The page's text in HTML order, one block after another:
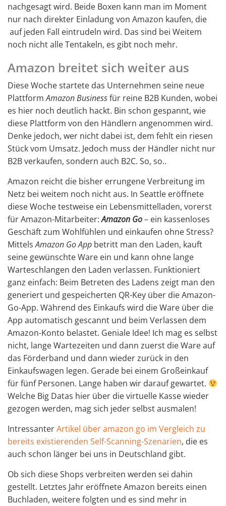
nachgesagt wird. Beide Boxen kann man im Moment
nur nach direkter Einladung von Amazon kaufen, die
auf jeden Fall eintrudeln wird. Das sind bei Weitem
noch nicht alle Tentakeln, es gibt noch mehr.
Amazon breitet sich weiter aus
Diese Woche startete das Unternehmen seine neue
PlattformAmazon Businessfür reine B2B Kunden, wobei
es hier noch deutlich hackt. Bin schon gespannt, wie
diese Plattform von den Händlern angenommen wird.
Denke jedoch, wer nicht dabei ist, dem fehlt ein riesen
Stück vom Umsatz. Jedoch muss der Händler nicht nur
B2B verkaufen, sondern auch B2C. So, so..
Amazon reicht die bisher errungene Verbreitung im
Netz bei weitem noch nicht aus. In Seattle eröffnete
diese Woche testweise ein Lebensmittelladen, vorerst
für Amazon-Mitarbeiter: Amazon Go– ein kassenloses
Geschäft zum Wohlfühlen und einkaufen ohne Stress?
MittelsAmazon Go App betritt man den Laden, kauft
seine gewünschte Ware ein und kann ohne lange
Warteschlangen den Laden verlassen. Funktioniert
ganz einfach: Beim Betreten des Ladens zeigt man den
generiert und gespeicherten QR-Key über die Amazon-
Go-App. Während des Einkaufs wird die Ware über die
App automatisch gescannt und beim Verlassen dem
Amazon-Konto belastet. Geniale Idee! Ich mag es selbst
nicht, lange Wartezeiten und dann zuerst die Ware auf
das Förderband und dann wieder zurück in den
Einkaufswagen legen. Gerade bei einem Großeinkauf
für fünf Personen. Lange haben wir darauf gewartet.
Welche Big Datas hier über die virtuelle Kasse wieder
gezogen werden, mag sich jeder selbst ausmalen!
IntressanterArtikel über amazon go im Vergleich zu
bereits existierenden Self-Scanning-Szenarien, die es
auch schon länger bei uns in Deutschland gibt.
Ob sich diese Shops verbreiten werden sei dahin
gestellt. Letztes Jahr eröffnete Amazon bereits einen
Buchladen, weitere folgten und es sind mehr in